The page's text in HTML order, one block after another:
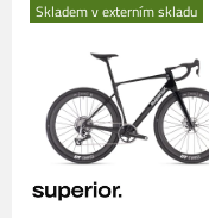
Skladem v externím skladu